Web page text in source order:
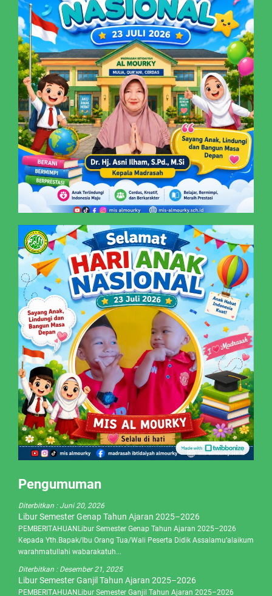
Pengumuman
Diterbitkan :Juni 20, 2026
Libur Semester Genap Tahun Ajaran 2025–2026
PEMBERITAHUANLibur Semester Genap Tahun Ajaran 2025–2026
Kepada Yth.Bapak/Ibu Orang Tua/Wali Peserta Didik Assalamu’alaikum
warahmatullahi wabarakatuh...
Diterbitkan : Desember 21, 2025
Libur Semester Ganjil Tahun Ajaran 2025–2026
PEMBERITAHUANLibur Semester Ganjil Tahun Ajaran 2025–2026